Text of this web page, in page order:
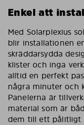
Enkel att
Med Solarplexius
blir installationen
skräddarsydda
klister och inga
alltid en perfekt
några minuter och
Panelerna är
material som är
dem till ett pålitligt